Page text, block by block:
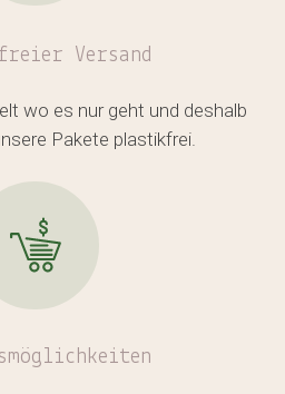
GO TO SHOPVersand
wo es nur geht und deshalb
Pakete plastikfrei.